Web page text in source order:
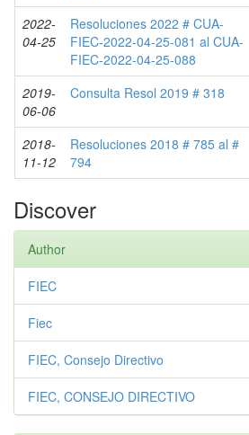
2022-
04-25
Resoluciones 2022 # CUA-
FIEC-2022-04-25-081 al CUA-
FIEC-2022-04-25-088
2019-
06-06
Consulta Resol 2019 # 318
2018-
11-12
Resoluciones 2018 # 785 al #
794
Discover
Author
FIEC
Fiec
FIEC, Consejo Directivo
FIEC, CONSEJO DIRECTIVO